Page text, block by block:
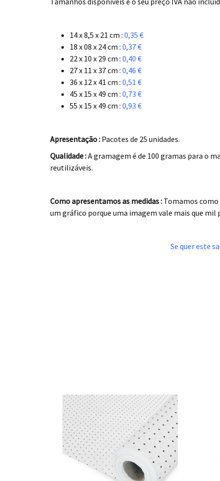
14 x 8,5 x 21 cm : 0,35 €
18 x 08 x 24 cm : 0,37 €
22 x 10 x 29 cm : 0,40 €
27 x 11 x 37 cm : 0,46 €
36 x 12 x 41 cm : 0,51 €
45 x 15 x 49 cm : 0,73 €
55 x 15 x 49 cm : 0,93 €
Apresentação : Pacotes de 25 unidades.
Qualidade :A gramagem é de 100 gramas para o
reutilizáveis.
Como apresentamos as medidas : Tomamos
um gráfico porque uma imagem vale mais que mil
Se quer este